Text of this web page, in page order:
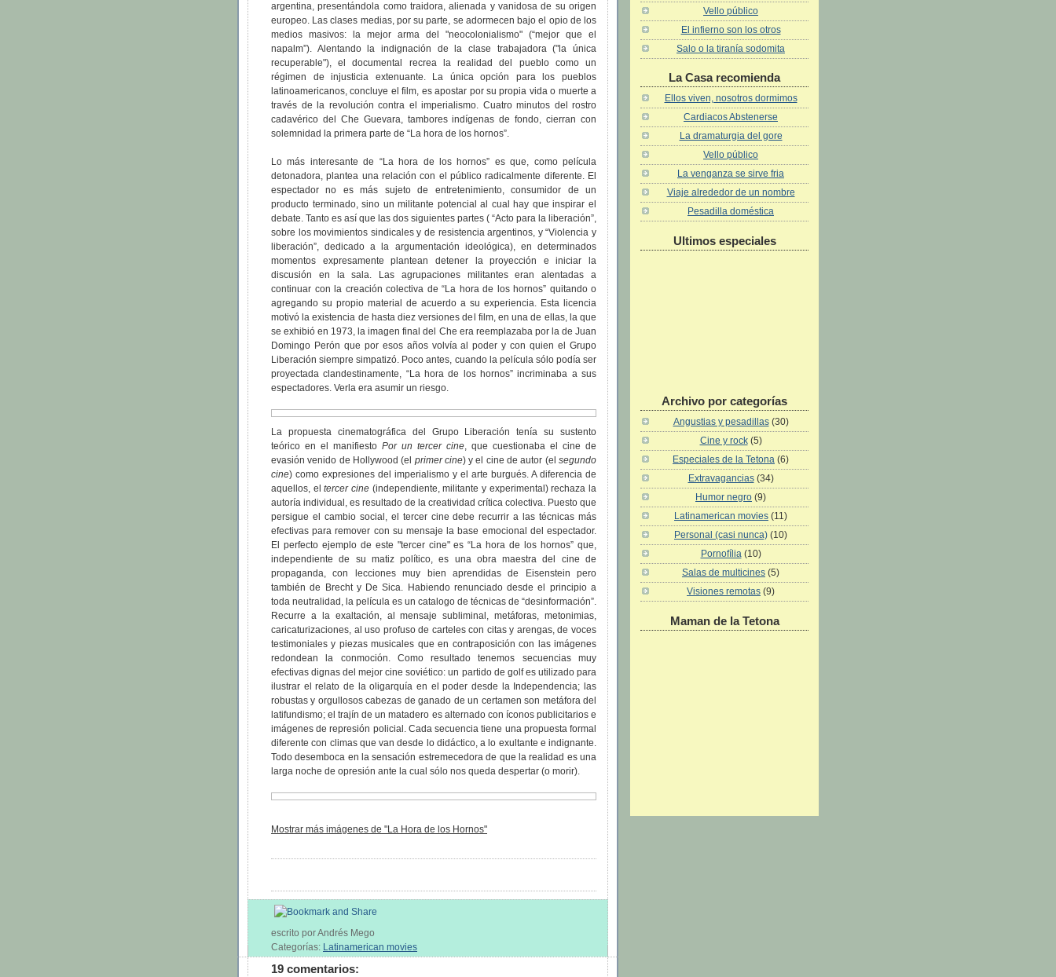
argentina, presentándola como traidora, alienada y vanidosa de su origen
europeo. Las clases medias, por su parte, se adormecen bajo el opio de los
medios masivos: la mejor arma del "neocolonialismo" (“mejor que el
napalm”). Alentando la indignación de la clase trabajadora ("la única
recuperable"), el documental recrea la realidad del pueblo como un
régimen de injusticia extenuante. La única opción para los pueblos
latinoamericanos, concluye el film, es apostar por su propia vida o muerte a
través de la revolución contra el imperialismo. Cuatro minutos del rostro
cadavérico del Che Guevara, tambores indígenas de fondo, cierran con
solemnidad la primera parte de “La hora de los hornos”.
Lo más interesante de “La hora de los hornos” es que, como película
detonadora, plantea una relación con el público radicalmente diferente. El
espectador no es más sujeto de entretenimiento, consumidor de un
producto terminado, sino un militante potencial al cual hay que inspirar el
debate. Tanto es así que las dos siguientes partes ( “Acto para la liberación”,
sobre los movimientos sindicales y de resistencia argentinos, y “Violencia y
liberación”, dedicado a la argumentación ideológica), en determinados
momentos expresamente plantean detener la proyección e iniciar la
discusión en la sala. Las agrupaciones militantes eran alentadas a
continuar con la creación colectiva de “La hora de los hornos” quitando o
agregando su propio material de acuerdo a su experiencia. Esta licencia
motivó la existencia de hasta diez versiones del film, en una de ellas, la que
se exhibió en 1973, la imagen final del Che era reemplazaba por la de Juan
Domingo Perón que por esos años volvía al poder y con quien el Grupo
Liberación siempre simpatizó. Poco antes, cuando la película sólo podía ser
proyectada clandestinamente, “La hora de los hornos” incriminaba a sus
espectadores. Verla era asumir un riesgo.
La propuesta cinematográfica del Grupo Liberación tenía su sustento
teórico en el manifiesto Por un tercer cine, que cuestionaba el cine de
evasión venido de Hollywood (el primer cine) y el cine de autor (elsegundo
cine) como expresiones del imperialismo y el arte burgués. A diferencia de
aquellos, eltercer cine (independiente, militante y experimental) rechaza la
autoría individual, es resultado de la creatividad crítica colectiva. Puesto que
persigue el cambio social, el tercer cine debe recurrir a las técnicas más
efectivas para remover con su mensaje la base emocional del espectador.
El perfecto ejemplo de este "tercer cine" es “La hora de los hornos” que,
independiente de su matiz político, es una obra maestra del cine de
propaganda, con lecciones muy bien aprendidas de Eisenstein pero
también de Brecht y De Sica. Habiendo renunciado desde el principio a
toda neutralidad, la película es un catalogo de técnicas de “desinformación”.
Recurre a la exaltación, al mensaje subliminal, metáforas, metonimias,
caricaturizaciones, al uso profuso de carteles con citas y arengas, de voces
testimoniales y piezas musicales que en contraposición con las imágenes
redondean la conmoción. Como resultado tenemos secuencias muy
efectivas dignas del mejor cine soviético: un partido de golf es utilizado para
ilustrar el relato de la oligarquía en el poder desde la Independencia; las
robustas y orgullosos cabezas de ganado de un certamen son metáfora del
latifundismo; el trajín de un matadero es alternado con íconos publicitarios e
imágenes de represión policial. Cada secuencia tiene una propuesta formal
diferente con climas que van desde lo didáctico, a lo exultante e indignante.
Todo desemboca en la sensación estremecedora de que la realidad es una
larga noche de opresión ante la cual sólo nos queda despertar (o morir).
Mostrar más imágenes de "La Hora de los Hornos"
escrito por Andrés Mego
Categorías: Latinamerican movies
19 comentarios:
Vello público
El infierno son los otros
Salo o la tiranía sodomita
La Casa recomienda
Ellos viven, nosotros dormimos
Cardiacos Abstenerse
La dramaturgia del gore
Vello público
La venganza se sirve fria
Viaje alrededor de un nombre
Pesadilla doméstica
Ultimos especiales
Archivo por categorías
Angustias y pesadillas (30)
Cine y rock (5)
Especiales de la Tetona (6)
Extravagancias (34)
Humor negro (9)
Latinamerican movies (11)
Personal (casi nunca) (10)
Pornofília (10)
Salas de multicines (5)
Visiones remotas (9)
Maman de la Tetona